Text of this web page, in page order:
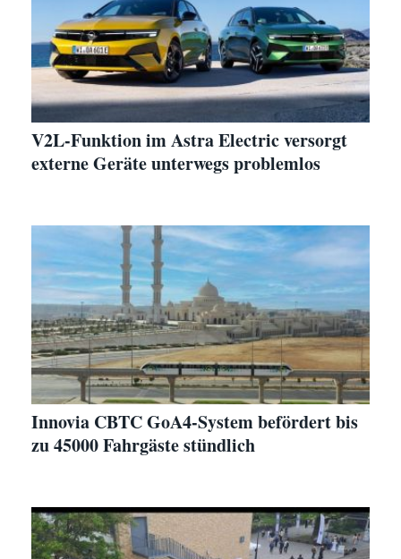
V2L-Funktion im Astra Electric versorgt
externe Geräte unterwegs problemlos
Innovia CBTC GoA4-System befördert bis
zu 45000 Fahrgäste stündlich